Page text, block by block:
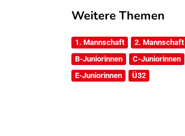
Weitere Themen
1. Mannschaft
2. Mannschaft
B-Juniorinnen
C-Juniorinnen
E-Juniorinnen
Ü32